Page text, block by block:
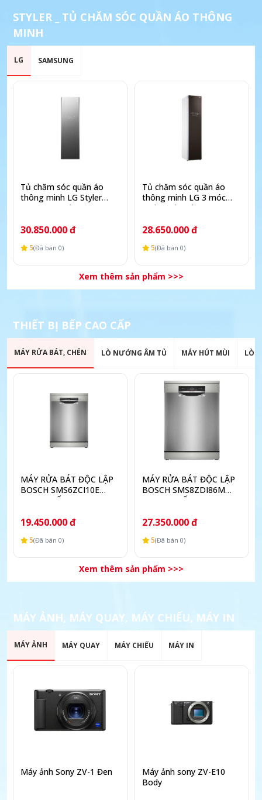
STYLER _ TỦ CHĂM SÓC QUẦN ÁO THÔNG
MINH
LG SAMSUNG
Tủ chăm sóc quần áo
thông minh LG Styler
Inverter 5 móc S5MB
30.850.000 đ
5(Đã bán 0)
Tủ chăm sóc quần áo
thông minh LG 3 móc
Styler màu nâu S3RF
28.650.000 đ
5(Đã bán 0)
Xem thêm sản phẩm >>>
THIẾT BỊ BẾP CAO CẤP
MÁY RỬA BÁT, CHÉN LÒ NƯỚNG ÂM TỦ MÁY HÚT MÙI LÒ
MÁY RỬA BÁT ĐỘC LẬP
BOSCH SMS6ZCI10E
SERIE 6 SẤY ZEOLITH
19.450.000 đ
5(Đã bán 0)
MÁY RỬA BÁT ĐỘC LẬP
BOSCH SMS8ZDI86M
SERIES 8 SẤY ZEOLITH
27.350.000 đ
5(Đã bán 0)
Xem thêm sản phẩm >>>
MÁY ẢNH, MÁY QUAY, MÁY CHIẾU, MÁY IN
MÁY ẢNH MÁY QUAY MÁY CHIẾU MÁY IN
Máy ảnh Sony ZV-1 Đen
Máy ảnh sony ZV-E10
Body